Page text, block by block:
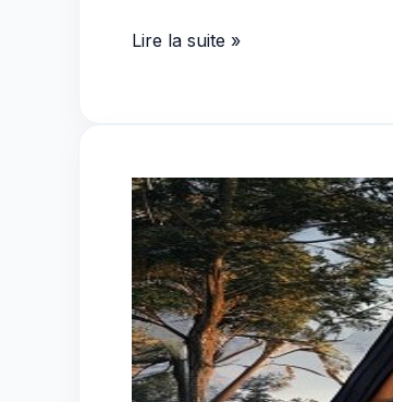
Évaluer
guide
complet
2024
Lire la suite »